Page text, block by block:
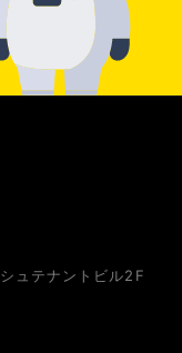
ュテナントビル2F